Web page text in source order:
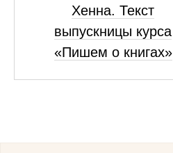
Хенна. Текст
выпускницы курса
«Пишем о книгах»